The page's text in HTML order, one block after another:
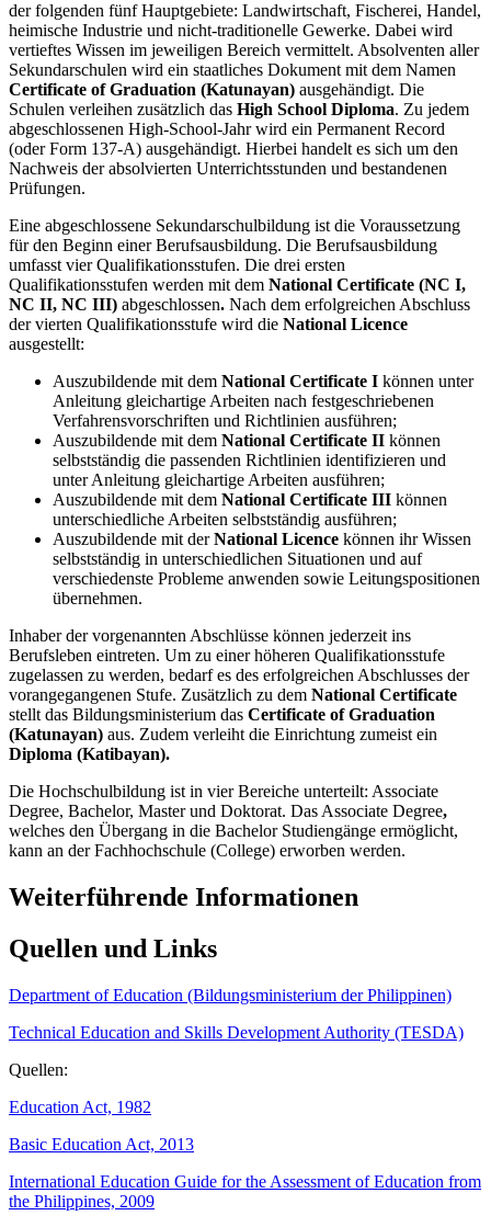
der folgenden fünf Hauptgebiete: Landwirtschaft, Fischerei, Handel,
heimische Industrie und nicht-traditionelle Gewerke. Dabei wird
vertieftes Wissen im jeweiligen Bereich vermittelt. Absolventen aller
Sekundarschulen wird ein staatliches Dokument mit dem Namen
Certificate of Graduation (Katunayan) ausgehändigt. Die
Schulen verleihen zusätzlich das High School Diploma. Zu jedem
abgeschlossenen High-School-Jahr wird ein Permanent Record
(oder Form 137-A) ausgehändigt. Hierbei handelt es sich um den
Nachweis der absolvierten Unterrichtsstunden und bestandenen
Prüfungen.
Eine abgeschlossene Sekundarschulbildung ist die Voraussetzung
für den Beginn einer Berufsausbildung. Die Berufsausbildung
umfasst vier Qualifikationsstufen. Die drei ersten
Qualifikationsstufen werden mit dem National Certificate (NC I,
NC II, NC III) abgeschlossen. Nach dem erfolgreichen Abschluss
der vierten Qualifikationsstufe wird die National Licence
ausgestellt:
Auszubildende mit dem National Certificate I können unter
Anleitung gleichartige Arbeiten nach festgeschriebenen
Verfahrensvorschriften und Richtlinien ausführen;
Auszubildende mit dem National Certificate II können
selbstständig die passenden Richtlinien identifizieren und
unter Anleitung gleichartige Arbeiten ausführen;
Auszubildende mit dem National Certificate III können
unterschiedliche Arbeiten selbstständig ausführen;
Auszubildende mit derNational Licence können ihr Wissen
selbstständig in unterschiedlichen Situationen und auf
verschiedenste Probleme anwenden sowie Leitungspositionen
übernehmen.
Inhaber der vorgenannten Abschlüsse können jederzeit ins
Berufsleben eintreten. Um zu einer höheren Qualifikationsstufe
zugelassen zu werden, bedarf es des erfolgreichen Abschlusses der
vorangegangenen Stufe. Zusätzlich zu dem National Certificate
stellt das Bildungsministerium das Certificate of Graduation
(Katunayan) aus. Zudem verleiht die Einrichtung zumeist ein
Diploma (Katibayan).
Die Hochschulbildung ist in vier Bereiche unterteilt: Associate
Degree, Bachelor, Master und Doktorat. Das Associate Degree,
welches den Übergang in die Bachelor Studiengänge ermöglicht,
kann an der Fachhochschule (College) erworben werden.
Weiterführende Informationen
Quellen und Links
Department of Education (Bildungsministerium der Philippinen)
Technical Education and Skills Development Authority (TESDA)
Quellen:
Education Act, 1982
Basic Education Act, 2013
International Education Guide for the Assessment of Education from
the Philippines, 2009